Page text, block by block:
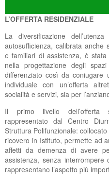
L’OFFERTA RESIDENZIALE
La diversificazione
autosufficienza, calibrata anche
e familiari di assistenza, è
nella progettazione degli
differenziato così da coniugare
individuale con un’offerta
socialità e servizi, sia per
Il primo livello dell’offerta
rappresentato dal Centro
Struttura Polifunzionale:
ricovero in Istituto, permette ad
affetti da demenza di avere
assistenza, senza
rappresentano l’aspetto più
CHI SIAMO
DOVE SIAMO
CONTATTI
INFORMAZIONI
UFFICIO RELAZIONI
UNIVERSITÀ DEL MELO
AGENZIA ANIMATIVA
DIPARTIMENTO
UFFICIO DEL
CODICE ETICO
POLITICA INTEGRATA
PUBBLICAZIONI
NEWS DEL MELO
SERVIZI RESIDENZIALI E
RSA
DIPARTIMENTO RSA
DIPARTIMENTO
CARTA DEI SERVIZI E
MODULISTICA RSA
PHOTOGALLERY
ALLOGGI PROTETTI,
ALLOGGI PROTETTI E
CARTA E
PROTETTI E MINI ALLOGGI
CAMPUS
CARTA E
MODULISTICA RSA
CENTRO DIURNO
CENTRO DIURNO
CARTA DEI SERVIZI E
DIURNO INTEGRATO
CARTA DEI SERVIZI
INTEGRATO PROTETTO
RSA APERTA
CAMPUS
CAMPUS
CARTA E
SERVIZI SANITARI
POLIAMBULATORIO
TERAPIE FISICHE E
CURE DOMICILIARI
CARTA DEI SERVIZI
UNIVERSITÀ DEL MELO
CHI SIAMO
NEWS
PROGRAMMA CORSI
LEZIONI ACCADEMICHE
LABORATORI
SCOPRI L'UDM
SUCCEDE AL PLANET
NOLEGGIO SALE
FORMAZIONE
CORSI IN AGENDA
CORSI ASA-OSS-
MODULO PRE-
ORGANIGRAMMA DEL
CURRICULUM
ACCREDITAMENTO
CERTIFICAZIONE ISO
DOCUMENTI E MODULISTICA